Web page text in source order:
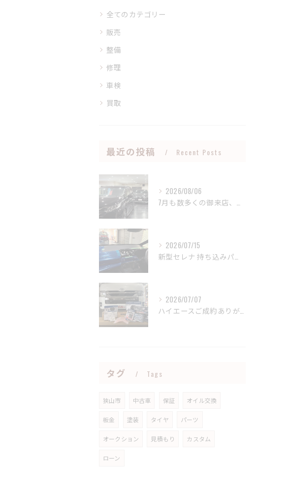
全てのカテゴリー
販売
整備
修理
車検
買取
最近の投稿 Recent Posts
2026/08/06
7月も数多くの御来店、御成約誠にありがとうございました🤝
2026/07/15
新型セレナ 持ち込みパーツ取り付け御依頼誠にありがとうござい...
2026/07/07
ハイエースご成約ありがとうございました🤝
タグ Tags
狭山市 中古車 保証 オイル交換
板金 塗装 タイヤ パーツ
オークション 見積もり カスタム
ローン